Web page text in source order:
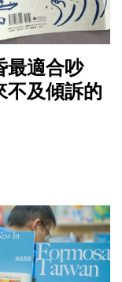
最適合吵
不及傾訴的